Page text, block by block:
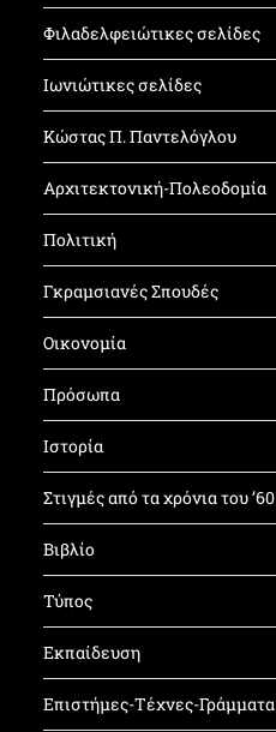
Φιλαδελφειώτικες σελίδες
Ιωνιώτικες σελίδες
Κώστας Π. Παντελόγλου
Αρχιτεκτονική-Πολεοδομία
Πολιτική
Γκραμσιανές Σπουδές
Οικονομία
Πρόσωπα
Ιστορία
Στιγμές από τα χρόνια του ’60
Βιβλίο
Τύπος
Εκπαίδευση
Επιστήμες-Τέχνες-Γράμματα